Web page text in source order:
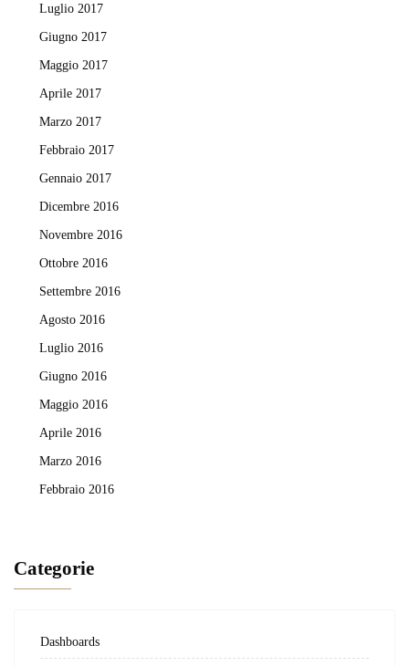
Luglio 2017
Giugno 2017
Maggio 2017
Aprile 2017
Marzo 2017
Febbraio 2017
Gennaio 2017
Dicembre 2016
Novembre 2016
Ottobre 2016
Settembre 2016
Agosto 2016
Luglio 2016
Giugno 2016
Maggio 2016
Aprile 2016
Marzo 2016
Febbraio 2016
Categorie
Dashboards